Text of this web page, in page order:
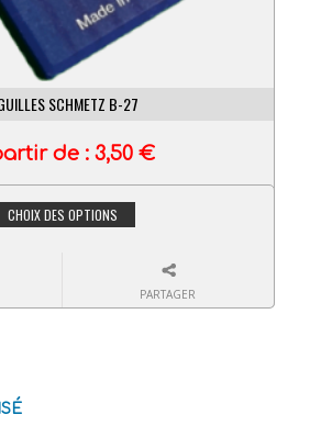
SCHMETZ B-27
de :3,50€
CHOIX DES OPTIONS
PARTAGER